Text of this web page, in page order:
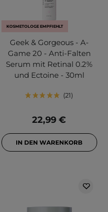
KOSMETOLOGE EMPFIEHLT
Geek & Gorgeous - A-
Game 20 - Anti-Falten
Serum mit Retinal 0.2%
und Ectoine - 30ml
21
22,99 €
IN DEN WARENKORB